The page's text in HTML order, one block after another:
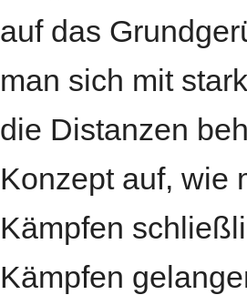
auf das
man sich mit
die Distanzen
Konzept auf, wie
Kämpfen
Kämpfen